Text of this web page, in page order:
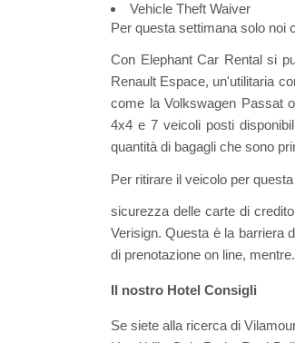
Vehicle Theft Waiver
Per questa settimana solo noi
Con Elephant Car Rental si
Renault Espace, un'utilitaria
come la Volkswagen Passat
4x4 e 7 veicoli posti
quantità di bagagli che sono
Per ritirare il veicolo per
sicurezza delle carte di
Verisign. Questa è la barriera
di prenotazione on line, mentre.
Il nostro Hotel Consigli
Se siete alla ricerca di